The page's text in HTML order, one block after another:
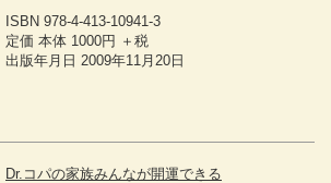
ISBN 978-4-413-10941-3
定価 本体 1000円 ＋税
出版年月日 2009年11月20日
Dr.コパの家族みんなが開運できる